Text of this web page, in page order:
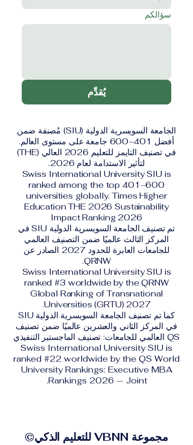
سؤالكم
يُقدِّم
الجامعة السويسرية الدولية (SIU) مُصنفة ضمن
أفضل 401–600 جامعة على مستوى العالم.
في تصنيف التايمز للتعليم 2026 العالي (THE)
لتأثير الاستدامة لعام 2026.
Swiss International University SIU is
ranked among the top 401–600
universities globally. Times Higher
Education THE 2026 Sustainability
Impact Ranking 2026
تم تصنيف الجامعة السويسرية الدولية SIU في
المركز الثالث عالميًا ضمن التصنيف العالمي
للجامعات العابرة للحدود 2027 الصادر عن
QRNW.
Swiss International University SIU is
ranked #3 worldwide by the QRNW
Global Ranking of Transnational
Universities (GRTU) 2027.
كما تم تصنيف الجامعة السويسرية الدولية SIU
في المركز الثاني والعشرين عالميًا ضمن تصنيف
QS العالمي للجامعات: تصنيف الماجستير التنفيذي
Swiss International University SIU is
ranked #22 worldwide by the QS World
University Rankings: Executive MBA
Rankings 2026 — Joint.
مجموعة VBNN للتعليم الذكي©